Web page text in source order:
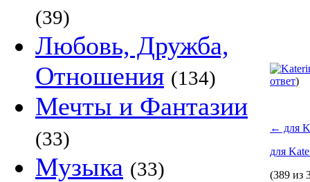
(39)
Любовь, Дружба,
Отношения (134)
Мечты и Фантазии
(33)
Музыка (33)
ответ)
← для
для
(389 из